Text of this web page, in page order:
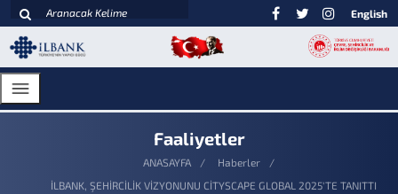
English
Faaliyetler
ANASAYFA
Haberler
İLBANK, ŞEHİRCİLİK VİZYONUNU CİTYSCAPE GLOBAL 2025'TE TANITTI